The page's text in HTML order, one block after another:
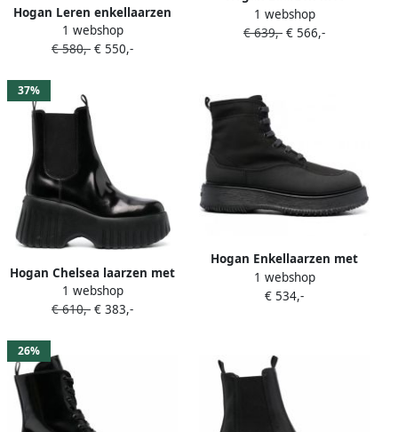
Hogan Leren enkellaarzen
Zwart
1 webshop
€ 580,- € 550,-
afwerking van imitatiebont
Zwart
1 webshop
€ 639,- € 566,-
37%
Hogan Chelsea laarzen met
sleehak Zwart
1 webshop
€ 610,- € 383,-
Hogan Enkellaarzen met
veters Zwart
1 webshop
€ 534,-
26%